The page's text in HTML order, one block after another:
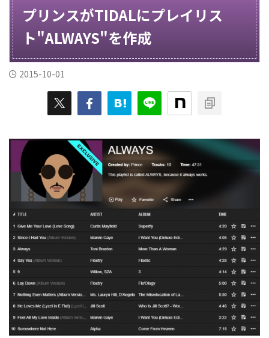
プリンスがTIDALにプレイリス
ト"ALWAYS"を作成
2015-10-01